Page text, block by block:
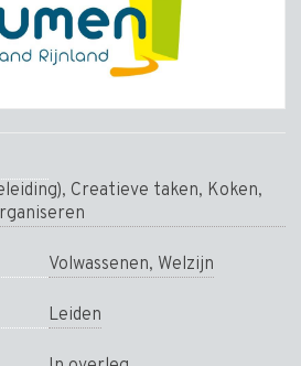
Creatieve taken, Koken,
Volwassenen, Welzijn
Leiden